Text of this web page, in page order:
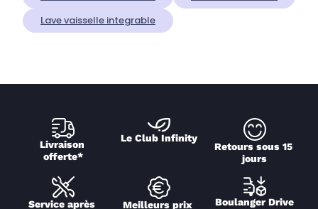
Lave vaisselle integrable
Livraison
offerte*
Le Club Infinity
Retours sous 15
jours
Service après
Meilleurs prix
Boulanger Drive